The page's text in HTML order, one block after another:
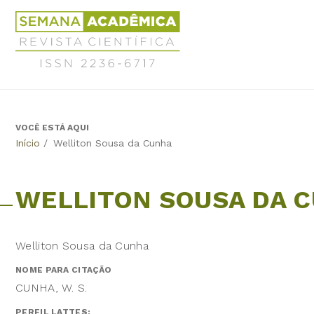
Jump
navigation
Revista
Científica
Semana
Acadêmica
6717
BackVOCÊ ESTÁ AQUI
Início / Welliton Sousa da Cunha
WELLITON SOUSA DA
Welliton Sousa da Cunha
NOME PARA CITAÇÃO
CUNHA, W. S.
PERFIL LATTES: